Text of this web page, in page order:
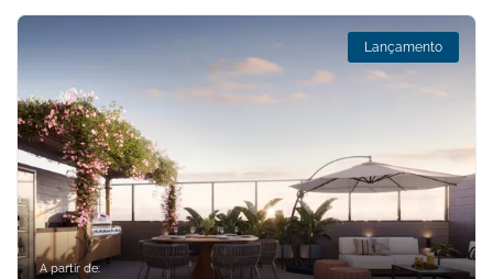
Lançamento
A partir de: